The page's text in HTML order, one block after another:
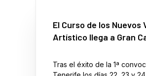
El Curso de los Nuevos
Artístico llega a Gran
Tras el éxito de la 1ª